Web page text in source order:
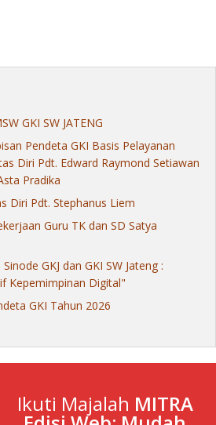
GKI SW JATENG
Pendeta GKI Basis Pelayanan
Diri Pdt. Edward Raymond Setiawan
Pradika
Diri Pdt. Stephanus Liem
Guru TK dan SD Satya
GKJ dan GKI SW Jateng :
Kepemimpinan Digital"
GKI Tahun 2026
Ikuti Majalah MITRA